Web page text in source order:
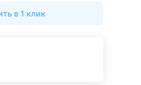
в 1 клик